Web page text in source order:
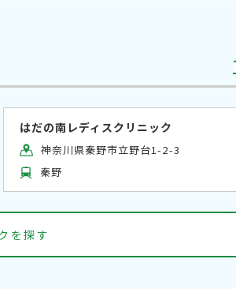
はだの南レディスクリニック
神奈川県秦野市立野台1-2-3
秦野
を探す